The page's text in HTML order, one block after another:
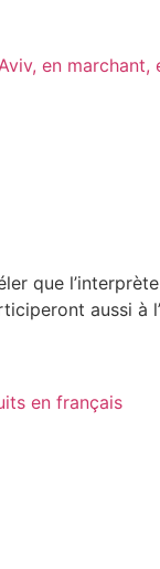
en marchant,
que
aussi
en français